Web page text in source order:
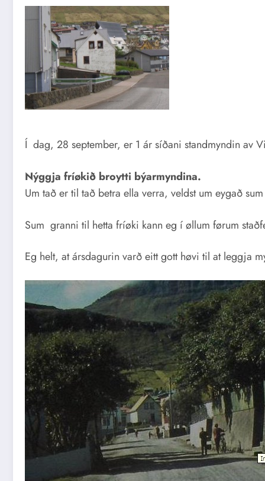
Í dag, 28 september, er 1 ár síðani standmyndin av
Nýggja fríøkið broytti býarmyndina.
Um tað er til tað betra ella verra, veldst um eygað
Sum granni til hetta fríøki kann eg í øllum førum
Eg helt, at ársdagurin varð eitt gott høvi til at leggja